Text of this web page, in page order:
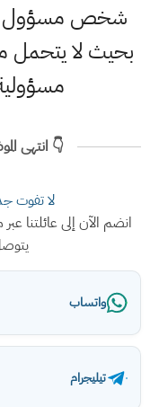
شخص مسؤول عن
بحيث لا يتحمل
👇 انتهى
لا تفوت
انضم الآن إلى عائلتنا
واتساب
تيليجرام